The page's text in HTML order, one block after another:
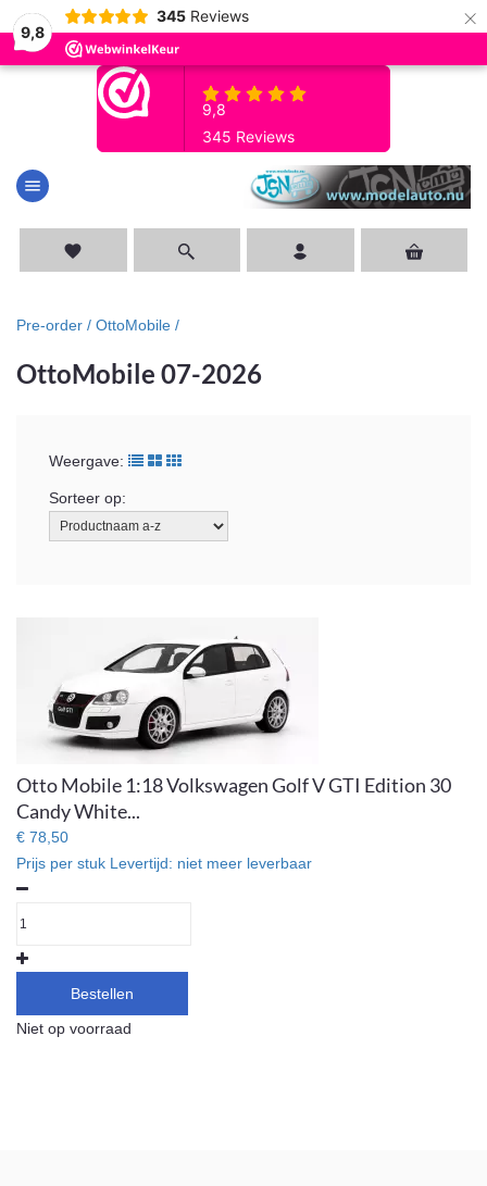
9,8
345 Reviews ×
menu
favorite
Pre-order / OttoMobile /
OttoMobile 07-2026
Weergave:
Sorteer op:
Otto Mobile 1:18 Volkswagen Golf V GTI Edition 30
Candy White...
€ 78,50
Prijs per stuk Levertijd: niet meer leverbaar
Bestellen
Niet op voorraad